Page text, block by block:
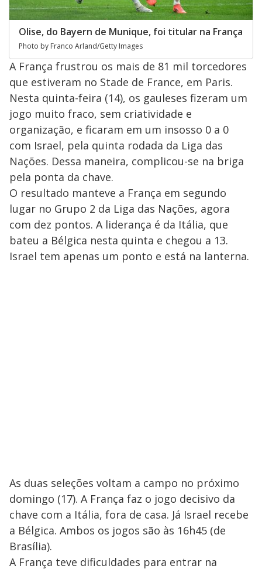
Olise, do Bayern de Munique, foi titular na França
Photo by Franco Arland/Getty Images
A França frustrou os mais de 81 mil torcedores
que estiveram no Stade de France, em Paris.
Nesta quinta-feira (14), os gauleses fizeram um
jogo muito fraco, sem criatividade e
organização, e ficaram em um insosso 0 a 0
com Israel, pela quinta rodada da Liga das
Nações. Dessa maneira, complicou-se na briga
pela ponta da chave.
O resultado manteve a França em segundo
lugar no Grupo 2 da Liga das Nações, agora
com dez pontos. A liderança é da Itália, que
bateu a Bélgica nesta quinta e chegou a 13.
Israel tem apenas um ponto e está na lanterna.
As duas seleções voltam a campo no próximo
domingo (17). A França faz o jogo decisivo da
chave com a Itália, fora de casa. Já Israel recebe
a Bélgica. Ambos os jogos são às 16h45 (de
Brasília).
A França teve dificuldades para entrar na